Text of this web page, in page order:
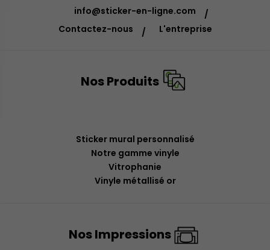
info@sticker-en-ligne.com
Contactez-nous
L'entreprise
Nos Produits
Sticker mural personnalisé
Notre gamme vinyle
Vitrophanie
Vinyle métallisé or
Nos Impressions